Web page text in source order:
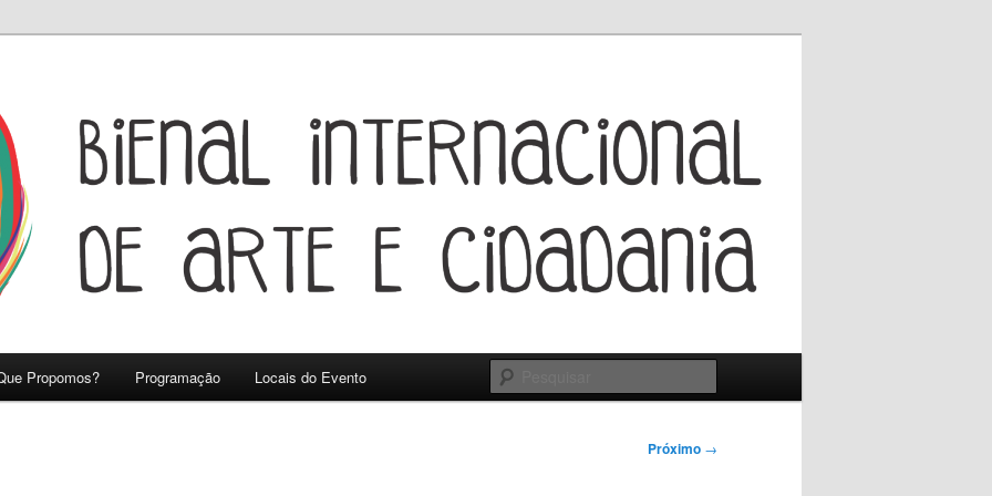
de Artes e Cidadania
Propomos? Programação Locais do Evento
Próximo →